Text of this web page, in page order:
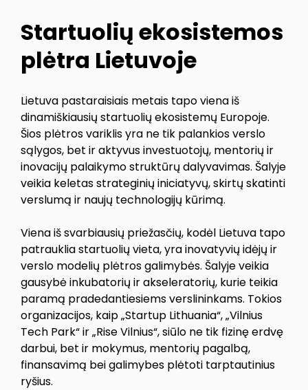
Startuolių ekosistemos
plėtra Lietuvoje
Lietuva pastaraisiais metais tapo viena iš
dinamiškiausių startuolių ekosistemų Europoje.
Šios plėtros variklis yra ne tik palankios verslo
sąlygos, bet ir aktyvus investuotojų, mentorių ir
inovacijų palaikymo struktūrų dalyvavimas. Šalyje
veikia keletas strateginių iniciatyvų, skirtų skatinti
verslumą ir naujų technologijų kūrimą.
Viena iš svarbiausių priežasčių, kodėl Lietuva tapo
patrauklia startuolių vieta, yra inovatyvių idėjų ir
verslo modelių plėtros galimybės. Šalyje veikia
gausybė inkubatorių ir akseleratorių, kurie teikia
paramą pradedantiesiems verslininkams. Tokios
organizacijos, kaip „Startup Lithuania“, „Vilnius
Tech Park“ ir „Rise Vilnius“, siūlo ne tik fizinę erdvę
darbui, bet ir mokymus, mentorių pagalbą,
finansavimą bei galimybes plėtoti tarptautinius
ryšius.